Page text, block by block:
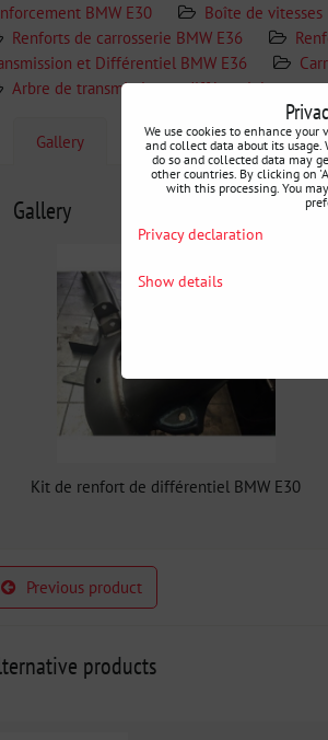
BMW E30
Boîte de vitesses
Renforts de carrosserie BMW E36
et Différentiel BMW E36
Arbre de transmission et différentiel
Gallery Additional information
Gallery
Kit de renfort de différentiel BMW E30
Previous product
products
We use cookies to enhance
and collect data about its
do so and collected data may
other countries. By clicking on
with this processing. You
Privacy declaration
Show details